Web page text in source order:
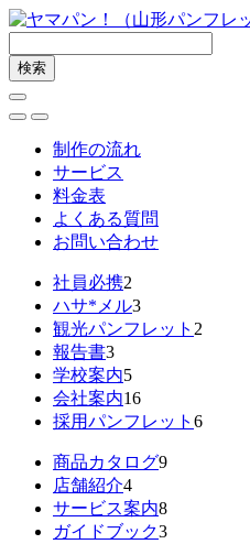
制作の流れ
サービス
料金表
よくある質問
お問い合わせ
社員必携2
ハサ*メル3
観光パンフレット 2
報告書3
学校案内5
会社案内16
採用パンフレット 6
商品カタログ9
店舗紹介4
サービス案内8
ガイドブック3